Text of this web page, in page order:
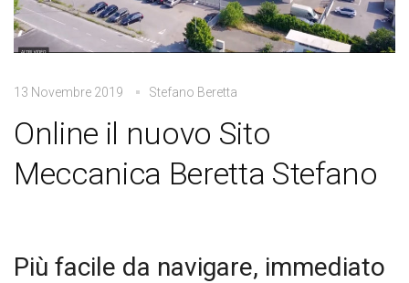
13 Novembre 2019 Stefano Beretta
Online il nuovo Sito
Meccanica Beretta Stefano
Più facile da navigare, immediato